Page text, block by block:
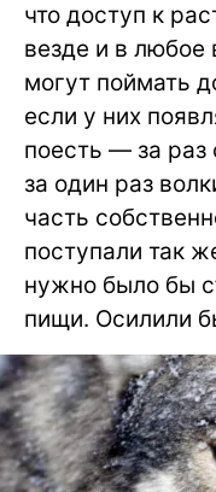
что доступ к
везде и в любое
могут поймать
если у них
поесть — за раз
за один раз
часть
поступали так
нужно было бы
пищи. Осилили